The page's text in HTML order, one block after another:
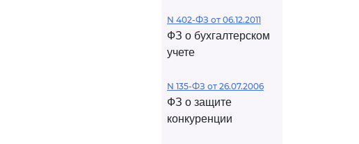
N 402-ФЗ от 06.12.2011
ФЗ о бухгалтерском
учете
N 135-ФЗ от 26.07.2006
ФЗ о защите
конкуренции